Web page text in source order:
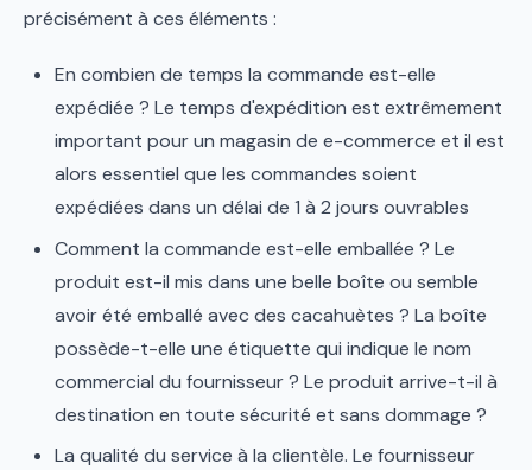
précisément à ces éléments :
En combien de temps la commande est-elle
expédiée ? Le temps d'expédition est extrêmement
important pour un magasin de e-commerce et il est
alors essentiel que les commandes soient
expédiées dans un délai de 1 à 2 jours ouvrables
Comment la commande est-elle emballée ? Le
produit est-il mis dans une belle boîte ou semble
avoir été emballé avec des cacahuètes ? La boîte
possède-t-elle une étiquette qui indique le nom
commercial du fournisseur ? Le produit arrive-t-il à
destination en toute sécurité et sans dommage ?
La qualité du service à la clientèle. Le fournisseur